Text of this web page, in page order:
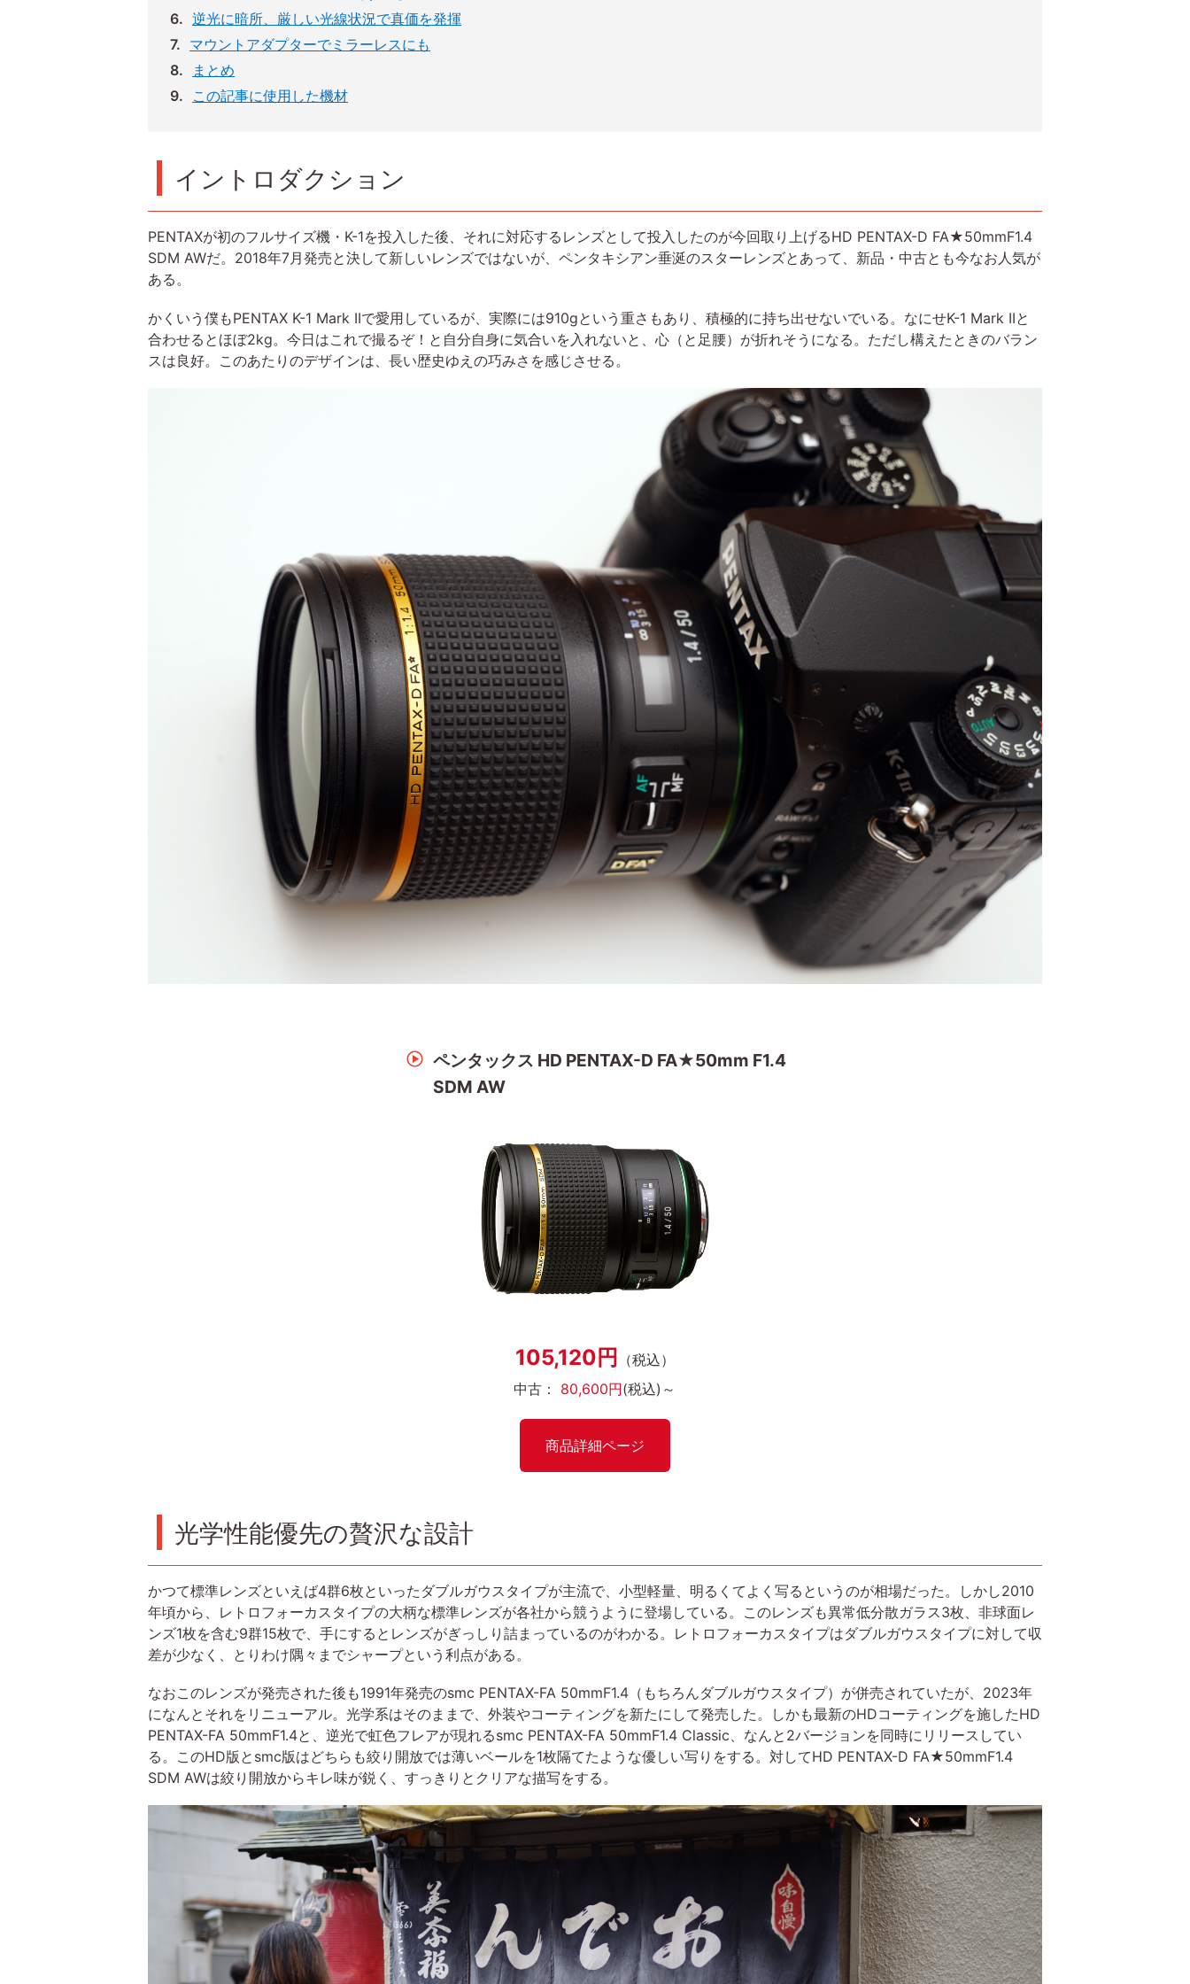
逆光に暗所、厳しい光線状況で真価を発揮
マウントアダプターでミラーレスにも
まとめ
この記事に使用した機材
イントロダクション
PENTAXが初のフルサイズ機・K-1を投入した後、それに対応するレンズとして投入したのが今回取り上げるHD PENTAX-D FA★50mmF1.4
SDM AWだ。2018年7月発売と決して新しいレンズではないが、ペンタキシアン垂涎のスターレンズとあって、新品・中古とも今なお人気が
ある。
かくいう僕もPENTAX K-1 Mark IIで愛用しているが、実際には910gという重さもあり、積極的に持ち出せないでいる。なにせK-1 Mark IIと
合わせるとほぼ2kg。今日はこれで撮るぞ！と自分自身に気合いを入れないと、心（と足腰）が折れそうになる。ただし構えたときのバラン
スは良好。このあたりのデザインは、長い歴史ゆえの巧みさを感じさせる。
ペンタックス HD PENTAX-D FA★50mm F1.4
SDM AW
105,120円
（税込）
中古： 80,600円(税込)～
商品詳細ページ
光学性能優先の贅沢な設計
かつて標準レンズといえば4群6枚といったダブルガウスタイプが主流で、小型軽量、明るくてよく写るというのが相場だった。しかし2010
年頃から、レトロフォーカスタイプの大柄な標準レンズが各社から競うように登場している。このレンズも異常低分散ガラス3枚、非球面レ
ンズ1枚を含む9群15枚で、手にするとレンズがぎっしり詰まっているのがわかる。レトロフォーカスタイプはダブルガウスタイプに対して収
差が少なく、とりわけ隅々までシャープという利点がある。
なおこのレンズが発売された後も1991年発売のsmc PENTAX-FA 50mmF1.4（もちろんダブルガウスタイプ）が併売されていたが、2023年
になんとそれをリニューアル。光学系はそのままで、外装やコーティングを新たにして発売した。しかも最新のHDコーティングを施したHD
PENTAX-FA 50mmF1.4と、逆光で虹色フレアが現れるsmc PENTAX-FA 50mmF1.4 Classic、なんと2バージョンを同時にリリースしてい
る。このHD版とsmc版はどちらも絞り開放では薄いベールを1枚隔てたような優しい写りをする。対してHD PENTAX-D FA★50mmF1.4
SDM AWは絞り開放からキレ味が鋭く、すっきりとクリアな描写をする。